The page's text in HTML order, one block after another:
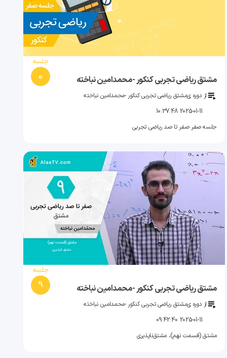
جلسه
0 مشتق ریاضی تجربی کنکور -محمدامین نباخته
از دوره یمشتق ریاضی تجربی کنکور -محمدامین نباخته
2025-01-11 10:37:48
جلسه صفر صفر تا صد ریاضی تجربی
جلسه
9 مشتق ریاضی تجربی کنکور -محمدامین نباخته
از دوره یمشتق ریاضی تجربی کنکور -محمدامین نباخته
2025-01-11 09:42:40
مشتق (قسمت نهم)، مشتق‌ناپذیری